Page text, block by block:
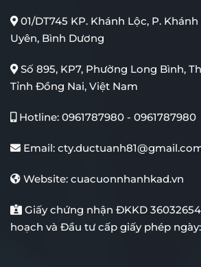
01/DT745 KP. Khánh Lộc, P. Khánh
Uyên, Bình Dương
Số 895, KP7, Phường Long Bình,
Tỉnh Đồng Nai, Việt Nam
Hotline: 0961787980 - 0961787980
Email:
Website: cuacuonnhanhkad.vn
Giấy chứng nhận ĐKKD
hoạch và Đầu tư cấp giấy phép ngày: